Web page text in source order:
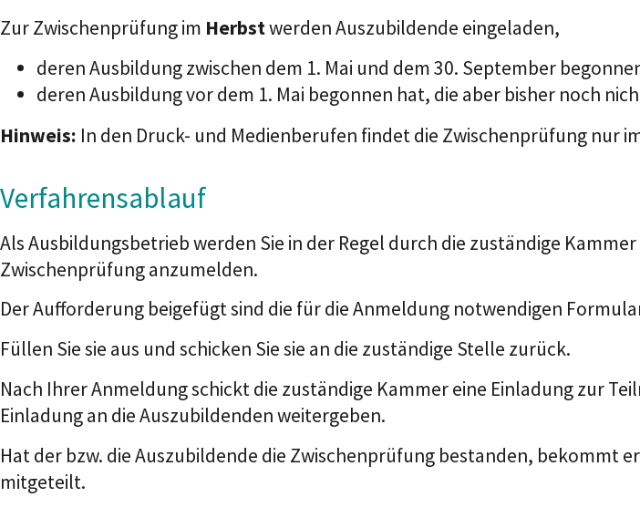
Zur Zwischenprüfung im Herbstwerden Auszubildende eingeladen,
deren Ausbildung zwischen dem 1. Mai und dem 30. September
deren Ausbildung vor dem 1. Mai begonnen hat, die aber bisher noch
Hinweis: In den Druck- und Medienberufen findet die Zwischenprüfung nur
Verfahrensablauf
Als Ausbildungsbetrieb werden Sie in der Regel durch die zuständige
Zwischenprüfung anzumelden.
Der Aufforderung beigefügt sind die für die Anmeldung notwendigen
Füllen Sie sie aus und schicken Sie sie an die zuständige Stelle zurück.
Nach Ihrer Anmeldung schickt die zuständige Kammer eine Einladung zur
Einladung an die Auszubildenden weitergeben.
Hat der bzw. die Auszubildende die Zwischenprüfung bestanden, bekommt
mitgeteilt.